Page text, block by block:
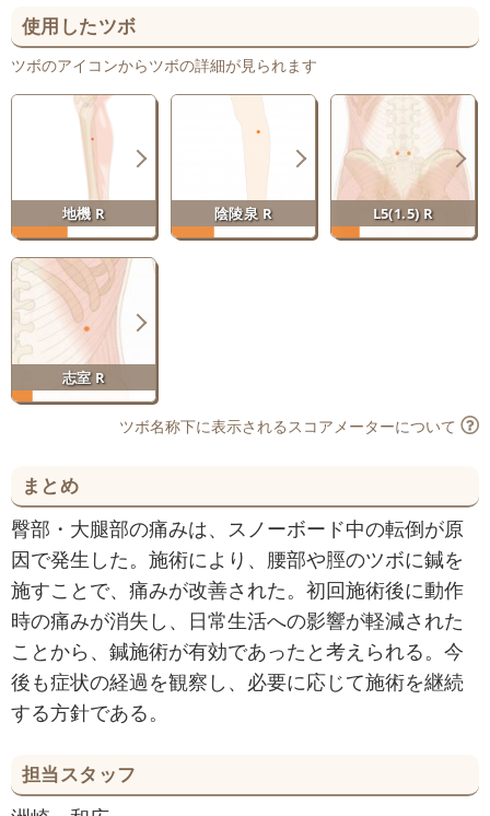
使用したツボ
ツボのアイコンからツボの詳細が見られます
地機 R 陰陵泉 R L5(1.5) R
志室 R
ツボ名称下に表示されるスコアメーターについて
まとめ
臀部・大腿部の痛みは、スノーボード中の転倒が原
因で発生した。施術により、腰部や脛のツボに鍼を
施すことで、痛みが改善された。初回施術後に動作
時の痛みが消失し、日常生活への影響が軽減された
ことから、鍼施術が有効であったと考えられる。今
後も症状の経過を観察し、必要に応じて施術を継続
する方針である。
担当スタッフ